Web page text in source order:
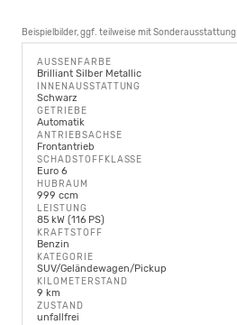
Beispielbilder, ggf. teilweise mit Sonderausstattung
AUSSENFARBE
Brilliant Silber Metallic
INNENAUSSTATTUNG
Schwarz
GETRIEBE
Automatik
ANTRIEBSACHSE
Frontantrieb
SCHADSTOFFKLASSE
Euro 6
HUBRAUM
999 ccm
LEISTUNG
85 kW (116 PS)
KRAFTSTOFF
Benzin
KATEGORIE
SUV/Geländewagen/Pickup
KILOMETERSTAND
9 km
ZUSTAND
unfallfrei